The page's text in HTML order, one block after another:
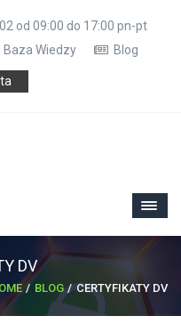
od 09:00 do 17:00 pn-pt
Baza Wiedzy Blog
DV
BLOG CERTYFIKATY DV